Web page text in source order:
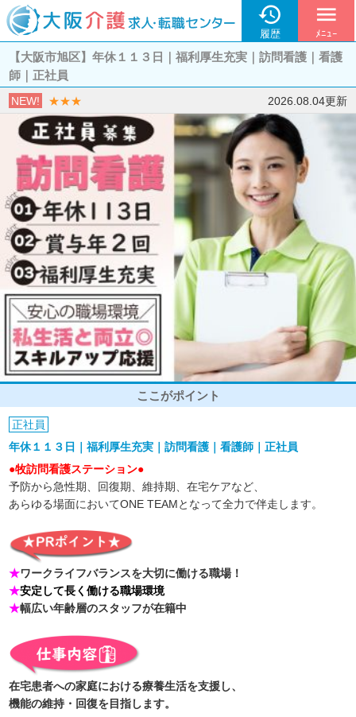

履歴
menu
ﾒﾆｭｰ
【大阪市旭区】年休１１３日｜福利厚生充実｜訪問看護｜看護
師｜正社員
NEW! ★★★ 2026.08.04更新
ここがポイント
正社員
年休１１３日｜福利厚生充実｜訪問看護｜看護師｜正社員
●牧訪問看護ステーション●
予防から急性期、回復期、維持期、在宅ケアなど、
あらゆる場面においてONE TEAMとなって全力で伴走します。
★ワークライフバランスを大切に働ける職場！
★安定して長く働ける職場環境
★幅広い年齢層のスタッフが在籍中
在宅患者への家庭における療養生活を支援し、
機能の維持・回復を目指します。